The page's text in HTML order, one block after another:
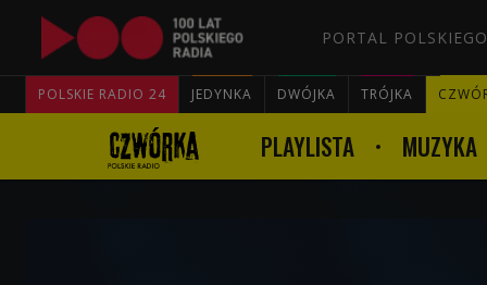
PORTAL
POLSKIE RADIO 24 JEDYNKA DWÓJKA TRÓJKA
PLAYLISTA MUZYKA